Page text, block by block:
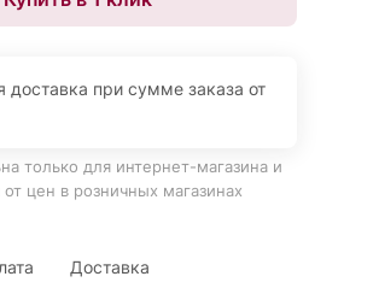
доставка при сумме заказа от
только для интернет-магазина и
цен в розничных магазинах
Доставка